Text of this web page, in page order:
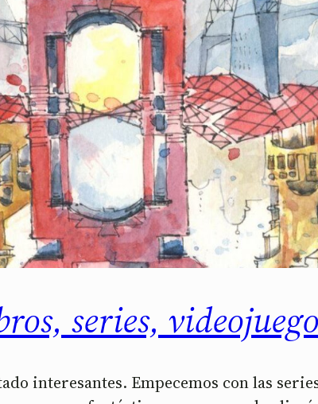
series,
interesantes. Empecemos con las